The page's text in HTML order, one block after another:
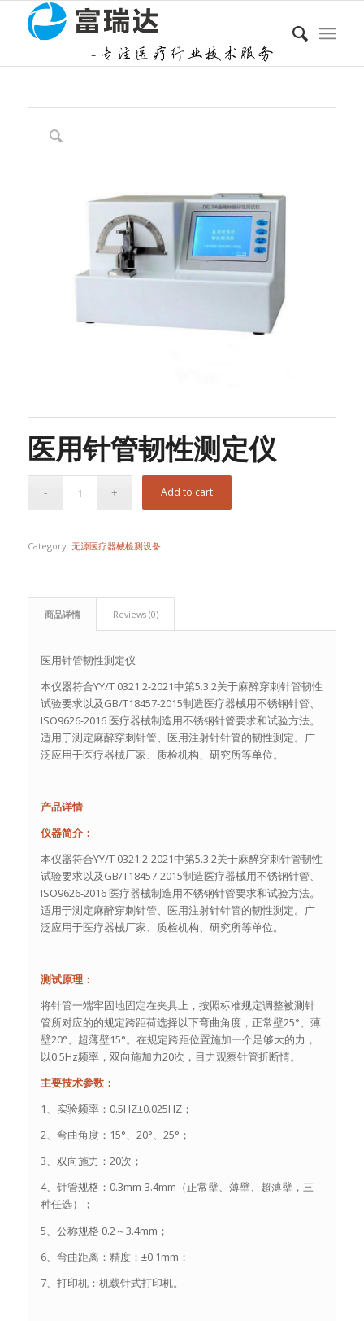
医用针管韧性测定仪
Add to cart
Category: 无源医疗器械检测设备
商品详情 Reviews (0)
医用针管韧性测定仪
本仪器符合YY/T 0321.2-2021中第5.3.2关于麻醉穿刺针管韧性
试验要求以及GB/T18457-2015制造医疗器械用不锈钢针管、
ISO9626-2016 医疗器械制造用不锈钢针管要求和试验方法。
适用于测定麻醉穿刺针管、医用注射针针管的韧性测定。广
泛应用于医疗器械厂家、质检机构、研究所等单位。
产品详情
仪器简介：
本仪器符合YY/T 0321.2-2021中第5.3.2关于麻醉穿刺针管韧性
试验要求以及GB/T18457-2015制造医疗器械用不锈钢针管、
ISO9626-2016 医疗器械制造用不锈钢针管要求和试验方法。
适用于测定麻醉穿刺针管、医用注射针针管的韧性测定。广
泛应用于医疗器械厂家、质检机构、研究所等单位。
测试原理：
将针管一端牢固地固定在夹具上，按照标准规定调整被测针
管所对应的的规定跨距荷选择以下弯曲角度，正常壁25°、薄
壁20°、超薄壁15°。在规定跨距位置施加一个足够大的力，
以0.5Hz频率，双向施加力20次，目力观察针管折断情。
主要技术参数：
1、实验频率：0.5HZ±0.025HZ；
2、弯曲角度：15°、20°、25°；
3、双向施力：20次；
4、针管规格：0.3mm-3.4mm（正常壁、薄壁、超薄壁，三
种任选）；
5、公称规格 0.2～3.4mm；
6、弯曲距离：精度：±0.1mm；
7、打印机：机载针式打印机。